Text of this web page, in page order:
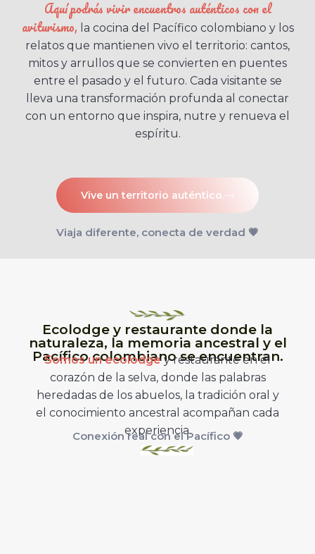
Aquí podrás vivir encuentros auténticos con el
aviturismo, la cocina del Pacífico colombiano y los
relatos que mantienen vivo el territorio: cantos,
mitos y arrullos que se convierten en puentes
entre el pasado y el futuro. Cada visitante se
lleva una transformación profunda al conectar
con un entorno que inspira, nutre y renueva el
espíritu.
Vive un territorio auténtico.
Viaja diferente, conecta de verdad 💗
Ecolodge y restaurante donde la
naturaleza, la memoria ancestral y el
Pacífico colombiano se encuentran.
Somos un ecolodgey restaurante en el
corazón de la selva, donde las palabras
heredadas de los abuelos, la tradición oral y
el conocimiento ancestral acompañan cada
experiencia.
Conexión real con el Pacífico 💗